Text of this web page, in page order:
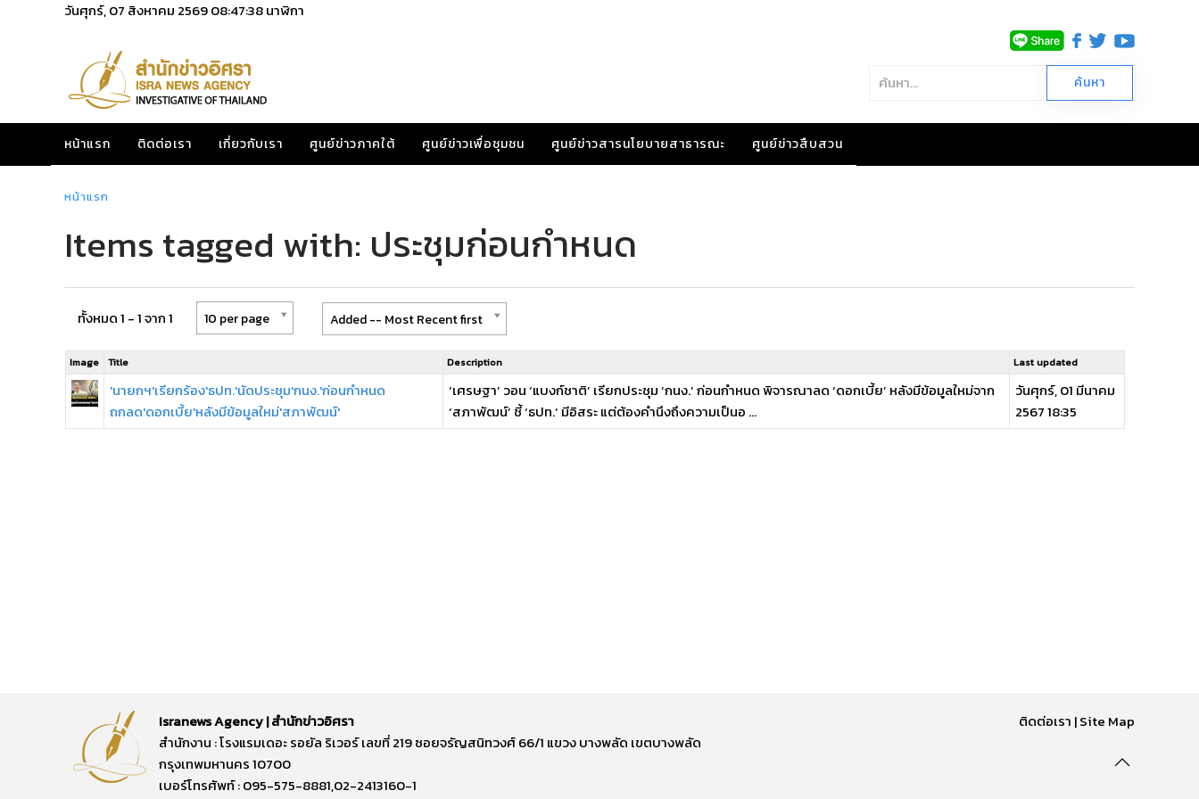
วันศุกร์, 07 สิงหาคม 256908:47:38นาฬิกา
หน้าแรก ติดต่อเรา เกี่ยวกับเรา ศูนย์ข่าวภาคใต้ ศูนย์ข่าวเพื่อชุมชน ศูนย์ข่าวสารนโยบายสาธารณะ ศูนย์ข่าวสืบสวน
หน้าแรก
Items tagged with: ประชุมก่อนกำหนด
ทั้งหมด 1 - 1 จาก 1 10 per page Added -- Most Recent first
Image Title Description Last updated
'นายกฯ'เรียกร้อง'ธปท.'นัดประชุม'กนง.'ก่อนกำหนด
ถกลด'ดอกเบี้ย'หลังมีข้อมูลใหม่'สภาพัฒน์'
‘เศรษฐา’ วอน ‘แบงก์ชาติ’ เรียกประชุม ‘กนง.’ ก่อนกำหนด พิจารณาลด ‘ดอกเบี้ย’ หลังมีข้อมูลใหม่จาก
‘สภาพัฒน์’ ชี้ ‘ธปท.’ มีอิสระ แต่ต้องคำนึงถึงความเป็นอ ...
วันศุกร์, 01 มีนาคม
2567 18:35
Isranews Agency | สำนักข่าวอิศรา
สำนักงาน : โรงแรมเดอะ รอยัล ริเวอร์ เลขที่ 219 ซอยจรัญสนิทวงศ์ 66/1 แขวง บางพลัด เขตบางพลัด
กรุงเทพมหานคร 10700
เบอร์โทรศัพท์ : 095-575-8881,02-2413160-1
ติดต่อเรา |Site Map